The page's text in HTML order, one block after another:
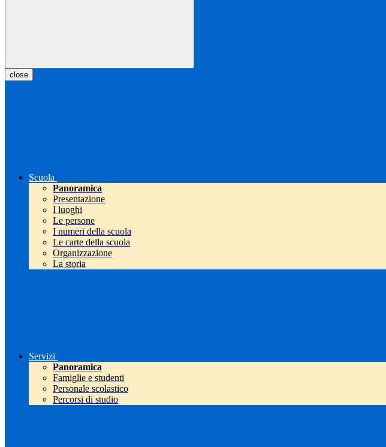
close
Scuola
Panoramica
Presentazione
I luoghi
Le persone
I numeri della scuola
Le carte della scuola
Organizzazione
La storia
Servizi
Panoramica
Famiglie e studenti
Personale scolastico
Percorsi di studio